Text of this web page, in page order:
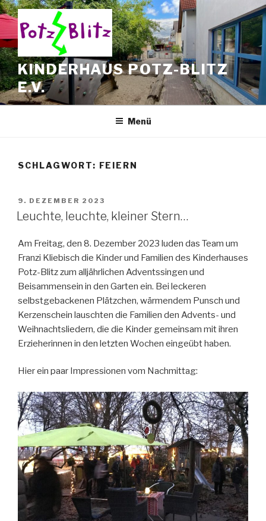
Zum
Inhalt
springen
KINDERHAUS POTZ-BLITZ
E.V.
Menü
SCHLAGWORT: FEIERN
VERÖFFENTLICHT
AM
9. DEZEMBER 2023
Leuchte, leuchte, kleiner Stern…
Am Freitag, den 8. Dezember 2023 luden das Team um
Franzi Kliebisch die Kinder und Familien des Kinderhauses
Potz-Blitz zum alljährlichen Adventssingen und
Beisammensein in den Garten ein. Bei leckeren
selbstgebackenen Plätzchen, wärmendem Punsch und
Kerzenschein lauschten die Familien den Advents- und
Weihnachtsliedern, die die Kinder gemeinsam mit ihren
Erzieherinnen in den letzten Wochen eingeübt haben.
Hier ein paar Impressionen vom Nachmittag: